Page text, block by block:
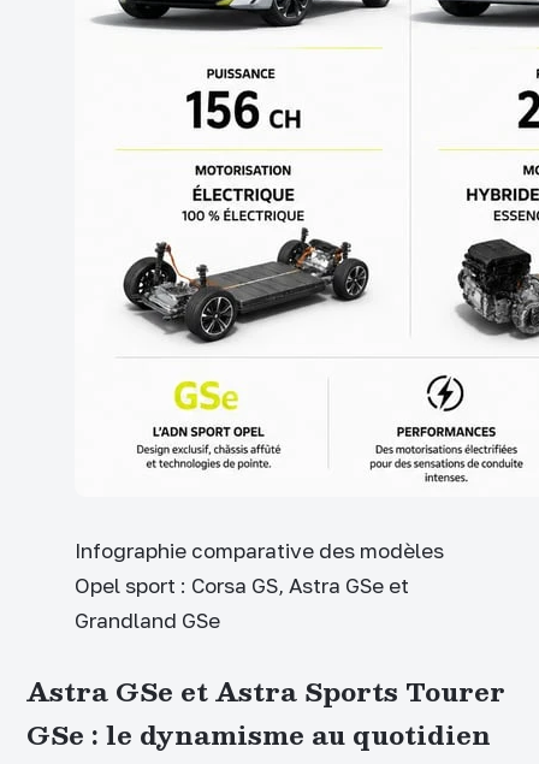
Infographie comparative des modèles
Opel sport : Corsa GS, Astra GSe et
Grandland GSe
Astra GSe et Astra Sports Tourer
GSe : le dynamisme au quotidien